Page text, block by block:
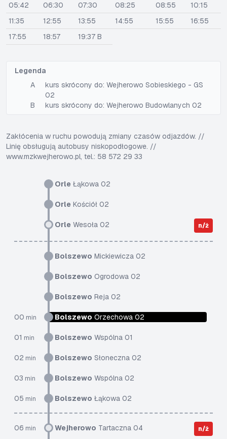
Orle Łąkowa 02
Orle Kościół 02
Orle Wesoła 02 n/ż
Bolszewo Mickiewicza 02
Bolszewo Ogrodowa 02
Bolszewo Reja 02
00 min Bolszewo Orzechowa 02
01 min Bolszewo Wspólna 01
02 min Bolszewo Słoneczna 02
03 min Bolszewo Wspólna 02
05 min Bolszewo Łąkowa 02
06 min Wejherowo Tartaczna 04 n/ż
05:42 06:30 07:30 08:25 08:55
10:15
11:35
12:55 13:55 14:55 15:55
16:55
17:55
18:57 19:37 B
Legenda
A
kurs skrócony do: Wejherowo Sobieskiego - GS
02
B
kurs skrócony do: Wejherowo Budowlanych 02
Zakłócenia w ruchu powodują zmiany czasów odjazdów. //
Linię obsługują autobusy niskopodłogowe. //
www.mzkwejherowo.pl, tel.: 58 572 29 33